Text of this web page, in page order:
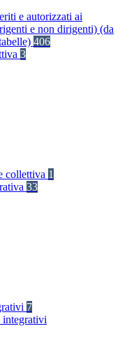
e autorizzati ai
e non dirigenti) (da
406
3
collettiva 1
33
7
integrativi